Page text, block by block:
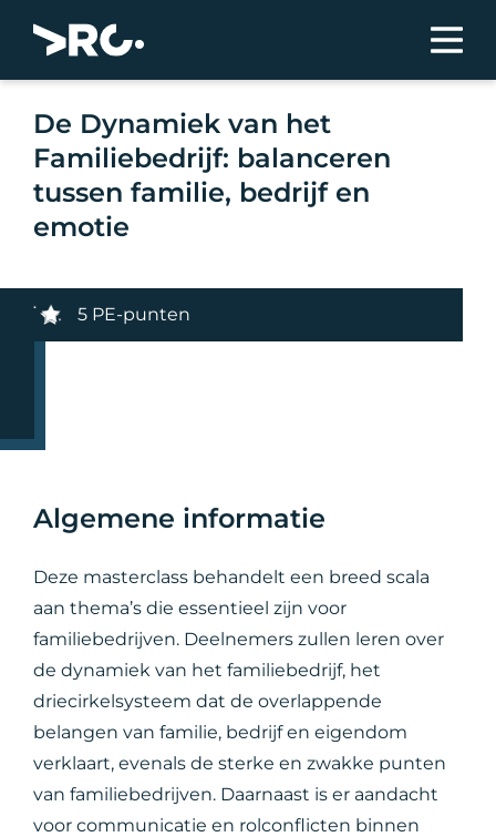
De Dynamiek van het
Familiebedrijf: balanceren
tussen familie, bedrijf en
emotie
5 PE-punten
Algemene informatie
Deze masterclass behandelt een breed scala
aan thema’s die essentieel zijn voor
familiebedrijven. Deelnemers zullen leren over
de dynamiek van het familiebedrijf, het
driecirkelsysteem dat de overlappende
belangen van familie, bedrijf en eigendom
verklaart, evenals de sterke en zwakke punten
van familiebedrijven. Daarnaast is er aandacht
voor communicatie en rolconflicten binnen